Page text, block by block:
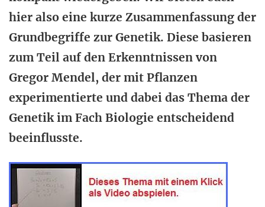
hier also eine kurze Zusammenfassung der
Grundbegriffe zur Genetik. Diese basieren
zum Teil auf den Erkenntnissen von
Gregor Mendel, der mit Pflanzen
experimentierte und dabei das Thema der
Genetik im Fach Biologie entscheidend
beeinflusste.